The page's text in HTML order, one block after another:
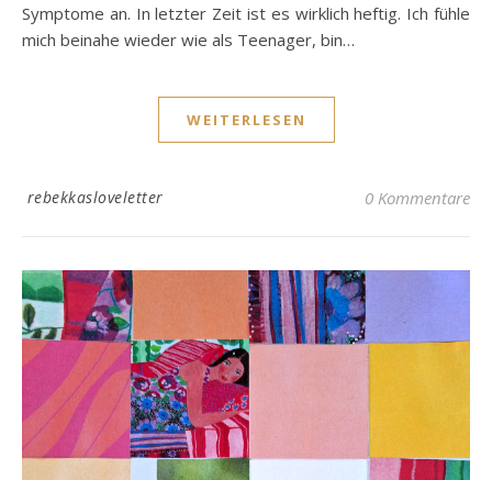
Symptome an. In letzter Zeit ist es wirklich heftig. Ich fühle
mich beinahe wieder wie als Teenager, bin…
WEITERLESEN
rebekkasloveletter 0 Kommentare